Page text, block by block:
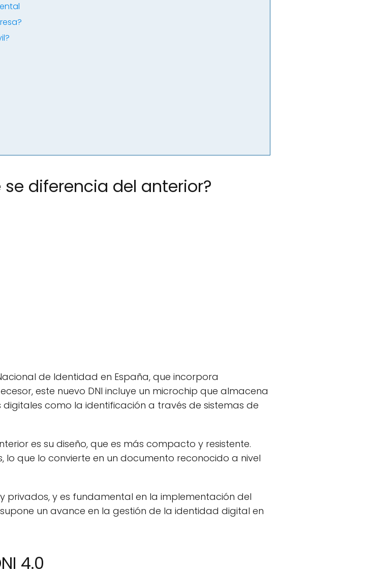
se diferencia del anterior?
de Identidad en España, que incorpora
este nuevo DNI incluye un microchip que almacena
como la identificación a través de sistemas de
es su diseño, que es más compacto y resistente.
que lo convierte en un documento reconocido a nivel
privados, y es fundamental en la implementación del
un avance en la gestión de la identidad digital en
4.0